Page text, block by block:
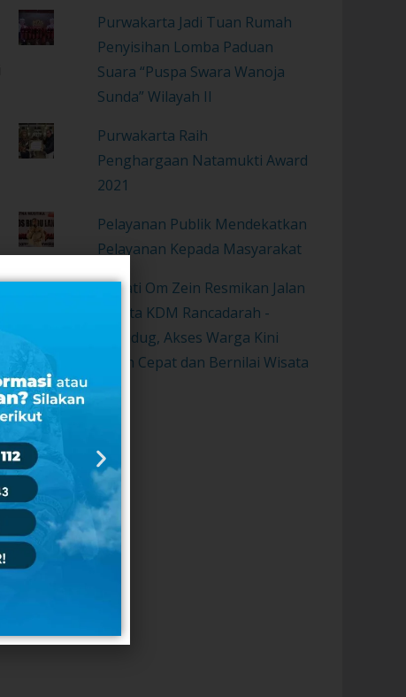
Purwakarta Jadi Tuan Rumah
Penyisihan Lomba Paduan
Suara “Puspa Swara Wanoja
Sunda” Wilayah II
Purwakarta Raih
Penghargaan Natamukti Award
2021
Pelayanan Publik Mendekatkan
Pelayanan Kepada Masyarakat
Bupati Om Zein Resmikan Jalan
Wisata KDM Rancadarah -
Gurudug, Akses Warga Kini
Lebih Cepat dan Bernilai Wisata